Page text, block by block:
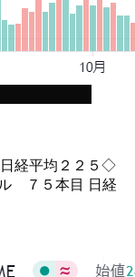
経平均２２５◇
７５本目 日経